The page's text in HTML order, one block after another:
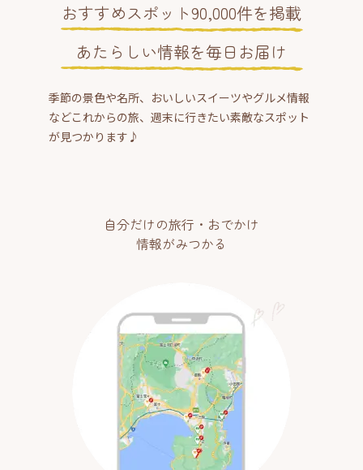
おすすめスポット90,000件を掲載
あたらしい情報を毎日お届け
季節の景色や名所、おいしいスイーツやグルメ情報
などこれからの旅、週末に行きたい素敵なスポット
が見つかります♪
自分だけの旅行・おでかけ
情報がみつかる